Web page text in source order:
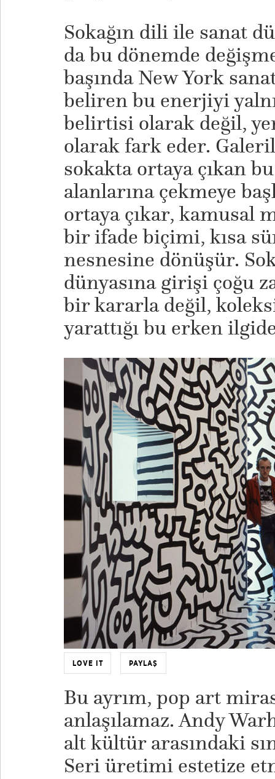
Sokağın dili ile sanat
da bu dönemde
başında New York
beliren bu enerjiyi
belirtisi olarak değil,
olarak fark eder.
sokakta ortaya çıkan
alanlarına çekmeye
ortaya çıkar, kamusal
bir ifade biçimi, kısa
nesnesine dönüşür.
dünyasına girişi çoğu
bir kararla değil,
yarattığı bu erken
LOVE IT PAYLAŞ
Bu ayrım, pop art
anlaşılamaz. Andy
alt kültür arasındaki
Seri üretimi estetize